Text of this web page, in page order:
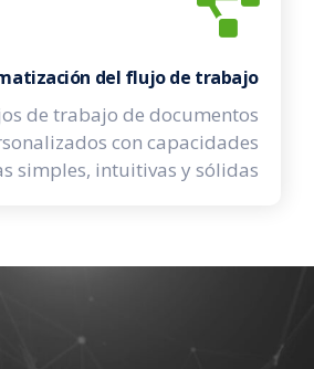
del flujo de trabajo
de trabajo de documentos
con capacidades
simples, intuitivas y sólidas